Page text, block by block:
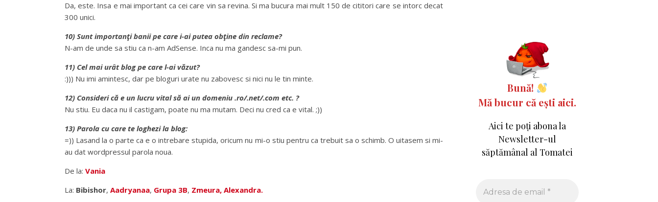
Da, este. Insa e mai important ca cei care vin sa revina. Si ma bucura mai mult 150 de cititori care se intorc decat
300 unici.
10) Sunt importanţi banii pe care i-ai putea obţine din reclame?
N-am de unde sa stiu ca n-am AdSense. Inca nu ma gandesc sa-mi pun.
11) Cel mai urât blog pe care l-ai văzut?
:))) Nu imi amintesc, dar pe bloguri urate nu zabovesc si nici nu le tin minte.
12) Consideri că e un lucru vital să ai un domeniu .ro/.net/.com etc. ?
Nu stiu. Eu daca nu il castigam, poate nu ma mutam. Deci nu cred ca e vital. ;))
13) Parola cu care te loghezi la blog:
=)) Lasand la o parte ca e o intrebare stupida, oricum nu mi-o stiu pentru ca trebuit sa o schimb. O uitasem si mi-
au dat wordpressul parola noua.
De la: Vania
La: Bibishor, Aadryanaa, Grupa 3B, Zmeura, Alexandra.
Bună!
Mă bucur că ești aici.
Aici te poți abona la
Newsletter-ul
săptămânal al Tomatei